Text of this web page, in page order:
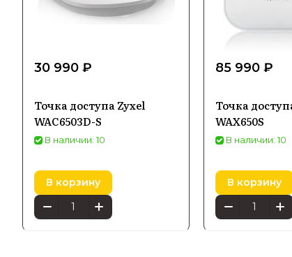
30 990 ₽
Точка доступа Zyxel
WAC6503D-S
В наличии: 10
В корзину
85 990 ₽
Точка
WAX650S
В наличии: 10
В корзину